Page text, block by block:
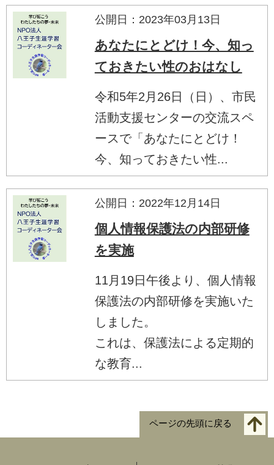
公開日：2023年03月13日
あなたにとどけ！今、知っ
ておきたい性のおはなし
令和5年2月26日（日）、市民
活動支援センターの交流スペ
ースで「あなたにとどけ！
今、知っておきたい性...
公開日：2022年12月14日
個人情報保護法の内部研修
を実施
11月19日午後より、個人情報
保護法の内部研修を実施いた
しました。
これは、保護法による定期的
な教育...
ページの先頭に戻る